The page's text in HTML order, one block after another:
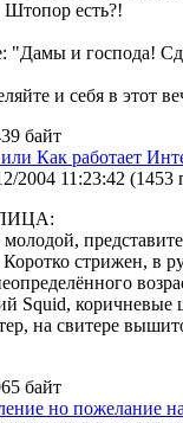
есть?!
"Дамы и господа!
и себя в этот
байт
Как работает
2004 11:23:42 (1453
стрижен, в
Squid, коричневые
на свитере
байт
но пожелание